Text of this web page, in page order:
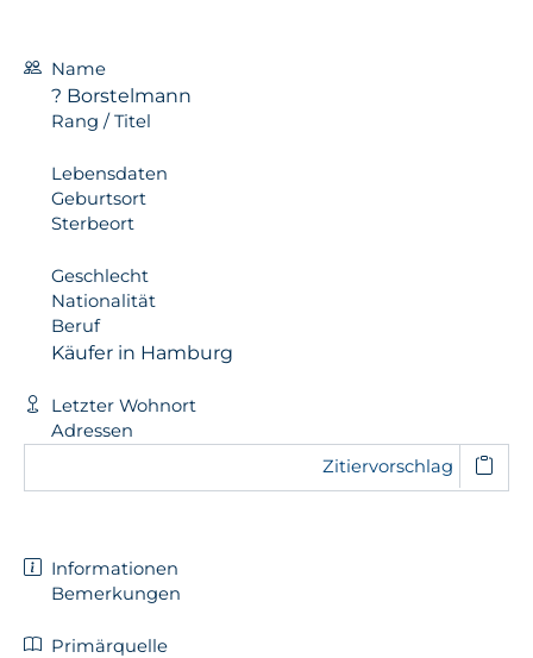
Name
? Borstelmann
Rang / Titel
Lebensdaten
Geburtsort
Sterbeort
Geschlecht
Nationalität
Beruf
Käufer in Hamburg
Letzter Wohnort
Adressen
Zitiervorschlag
Informationen
Bemerkungen
Primärquelle